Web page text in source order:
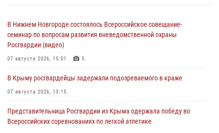
В Нижнем Новгороде состоялось Всероссийское совещание-
семинар по вопросам развития вневедомственной охраны
Росгвардии (видео)
07 августа 2026, 15:01 5
В Крыму росгвардейцы задержали подозреваемого в краже
07 августа 2026, 13:15
Представительница Росгвардии из Крыма одержала победу во
Всероссийских соревнованиях по легкой атлетике